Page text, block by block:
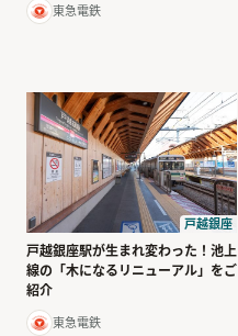
東急電鉄
戸越銀座
戸越銀座駅が生まれ変わった！池上
線の「木になるリニューアル」をご
紹介
東急電鉄